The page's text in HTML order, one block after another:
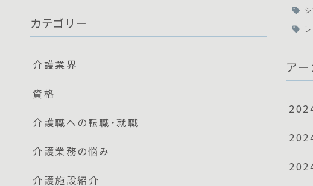
カテゴリー
介護業界
資格
介護職への転職・就職
介護業務の悩み
介護施設紹介
アー